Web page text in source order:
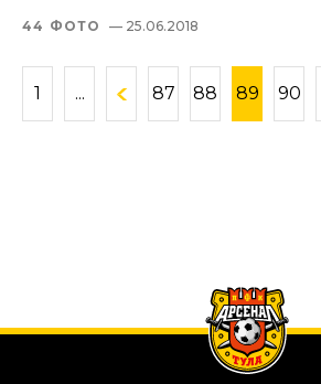
44 ФОТО — 25.06.2018
1 ... 87 88 89 90